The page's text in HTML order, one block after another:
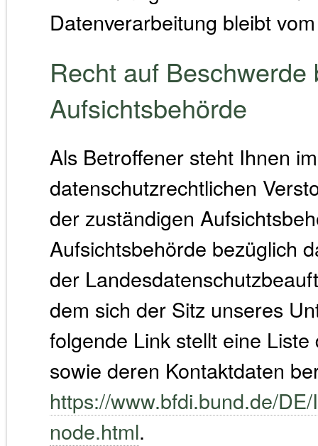
Datenverarbeitung bleibt
Recht auf
Aufsichtsbehörde
Als Betroffener steht Ihnen
datenschutzrechtlichen
der zuständigen
Aufsichtsbehörde bezüglich
der
dem sich der Sitz unseres
folgende Link stellt eine
sowie deren Kontaktdaten
https://www.bfdi.bund.de/
node.html.